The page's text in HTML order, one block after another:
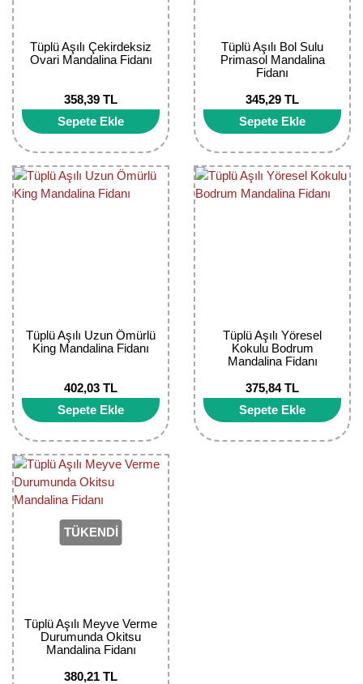
Tüplü Aşılı Çekirdeksiz
Ovari Mandalina Fidanı
358,39 TL
Sepete Ekle
Tüplü Aşılı Bol Sulu
Primasol Mandalina
Fidanı
345,29 TL
Sepete Ekle
Tüplü Aşılı Uzun Ömürlü
King Mandalina Fidanı
402,03 TL
Sepete Ekle
Tüplü Aşılı Yöresel
Kokulu Bodrum
Mandalina Fidanı
375,84 TL
Sepete Ekle
TÜKENDİ
Tüplü Aşılı Meyve Verme
Durumunda Okitsu
Mandalina Fidanı
380,21 TL
Muz Fidanı
Nar Fidanı
Narenciye Fidanları
Nektarin Fidanı
Üzüm Fidanı
Vişne Fidanı
Yaban Mersini Fidanı
Zeytin Fidanı